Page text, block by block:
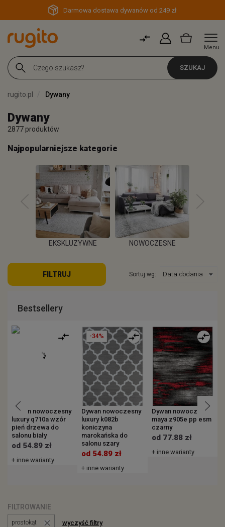
Darmowa dostawa dywanów od 249 zł
Menu
SZUKAJ
rugito.pl Dywany
Dywany
2877 produktów
Najpopularniejsze kategorie
WIĘCEJ
EKSKLUZYWNE NOWOCZESNE
FILTRUJ Sortuj wg:
Bestsellery
Dywan nowoczesny
luxury q710a wzór
pień drzewa do
salonu biały
od 54.89 zł
+ inne warianty
-34%
Dywan nowoczesny
luxury k082b
koniczyna
marokańska do
salonu szary
od 54.89 zł
+ inne warianty
Dywan nowoczesny
maya z905e pp esm
czarny
od 77.88 zł
+ inne warianty
FILTROWANIE
prostokąt wyczyść filtry